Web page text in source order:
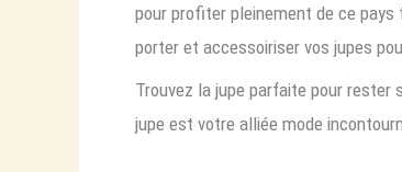
pour profiter pleinement de ce pays
porter et accessoiriser vos jupes
Trouvez la jupe parfaite pour rester
jupe est votre alliée mode